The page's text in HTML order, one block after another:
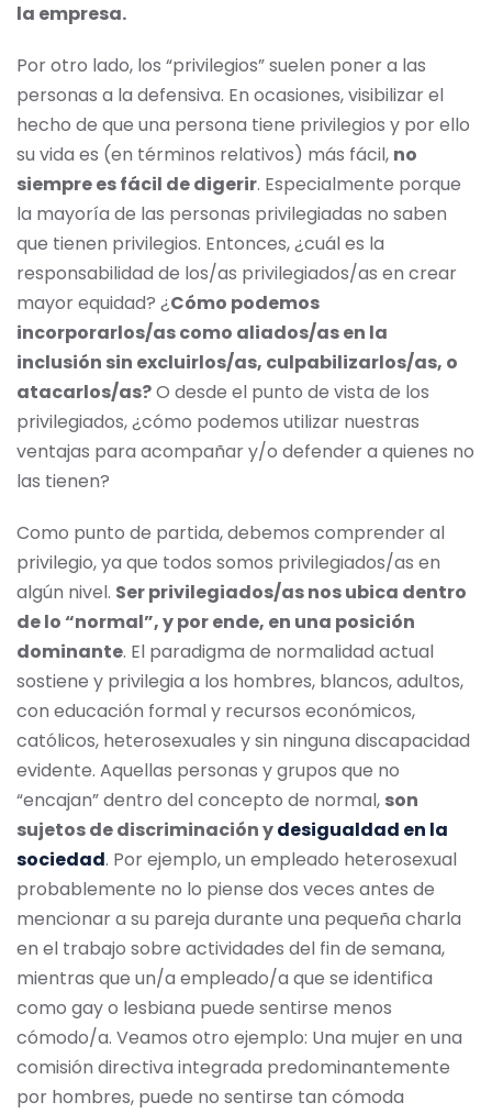
la empresa.
Por otro lado, los “privilegios” suelen poner a las
personas a la defensiva. En ocasiones, visibilizar el
hecho de que una persona tiene privilegios y por ello
su vida es (en términos relativos) más fácil, no
siempre es fácil de digerir. Especialmente porque
la mayoría de las personas privilegiadas no saben
que tienen privilegios. Entonces, ¿cuál es la
responsabilidad de los/as privilegiados/as en crear
mayor equidad? ¿Cómo podemos
incorporarlos/as como aliados/as en la
inclusión sin excluirlos/as, culpabilizarlos/as, o
atacarlos/as?O desde el punto de vista de los
privilegiados, ¿cómo podemos utilizar nuestras
ventajas para acompañar y/o defender a quienes no
las tienen?
Como punto de partida, debemos comprender al
privilegio, ya que todos somos privilegiados/as en
algún nivel. Ser privilegiados/as nos ubica dentro
de lo “normal”, y por ende, en una posición
dominante. El paradigma de normalidad actual
sostiene y privilegia a los hombres, blancos, adultos,
con educación formal y recursos económicos,
católicos, heterosexuales y sin ninguna discapacidad
evidente. Aquellas personas y grupos que no
“encajan” dentro del concepto de normal, son
sujetos de discriminación ydesigualdad en la
sociedad. Por ejemplo, un empleado heterosexual
probablemente no lo piense dos veces antes de
mencionar a su pareja durante una pequeña charla
en el trabajo sobre actividades del fin de semana,
mientras que un/a empleado/a que se identifica
como gay o lesbiana puede sentirse menos
cómodo/a. Veamos otro ejemplo: Una mujer en una
comisión directiva integrada predominantemente
por hombres, puede no sentirse tan cómoda